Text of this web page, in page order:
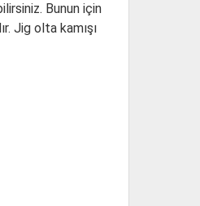
Bunun için
Jig olta kamışı